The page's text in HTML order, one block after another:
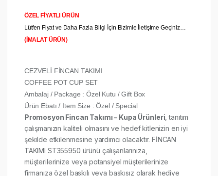
ÖZEL FİYATLI ÜRÜN
Lütfen Fiyat ve Daha Fazla Bilgi İçin Bizimle İletişime Geçiniz…
(İMALAT ÜRÜN)
CEZVELİ FİNCAN TAKIMI
COFFEE POT CUP SET
Ambalaj / Package : Özel Kutu / Gift Box
Ürün Ebatı / Item Size : Özel / Special
Promosyon Fincan Takımı – Kupa Ürünleri , tanıtım
çalışmanızın kaliteli olmasını ve hedef kitlenizin en iyi
şekilde etkilenmesine yardımcı olacaktır. FİNCAN
TAKIMI ST355950 ürünü çalışanlarınıza,
müşterilerinize veya potansiyel müşterilerinize
firmanıza özel baskılı veya baskısız olarak hediye